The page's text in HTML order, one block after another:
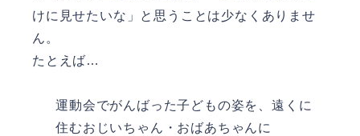
けに見せたいな」と思うことは少なくありませ
ん。
たとえば…
運動会でがんばった子どもの姿を、遠くに
住むおじいちゃん・おばあちゃんに